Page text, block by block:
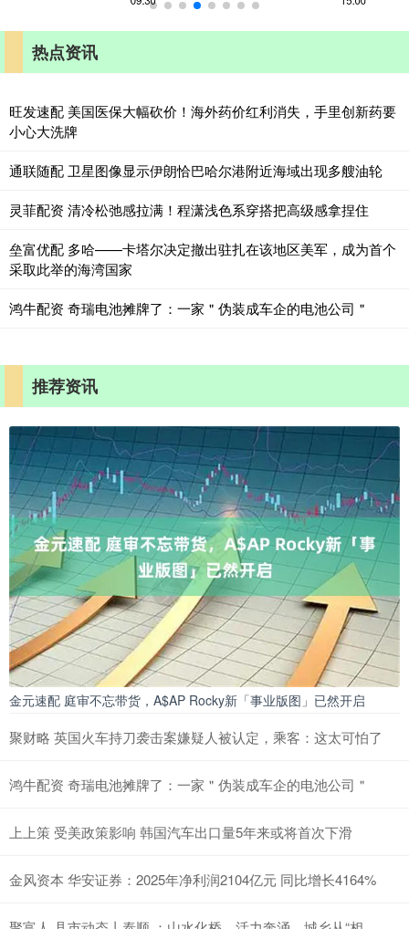
热点资讯
旺发速配 美国医保大幅砍价！海外药价红利消失，手里创新药要
小心大洗牌
通联随配 卫星图像显示伊朗恰巴哈尔港附近海域出现多艘油轮
灵菲配资 清冷松弛感拉满！程潇浅色系穿搭把高级感拿捏住
垒富优配 多哈——卡塔尔决定撤出驻扎在该地区美军，成为首个
采取此举的海湾国家
鸿牛配资 奇瑞电池摊牌了：一家＂伪装成车企的电池公司＂
推荐资讯
金元速配 庭审不忘带货，A$AP Rocky新「事业版图」已然开启
聚财略 英国火车持刀袭击案嫌疑人被认定，乘客：这太可怕了
鸿牛配资 奇瑞电池摊牌了：一家＂伪装成车企的电池公司＂
上上策 受美政策影响 韩国汽车出口量5年来或将首次下滑
金风资本 华安证券：2025年净利润2104亿元 同比增长4164%